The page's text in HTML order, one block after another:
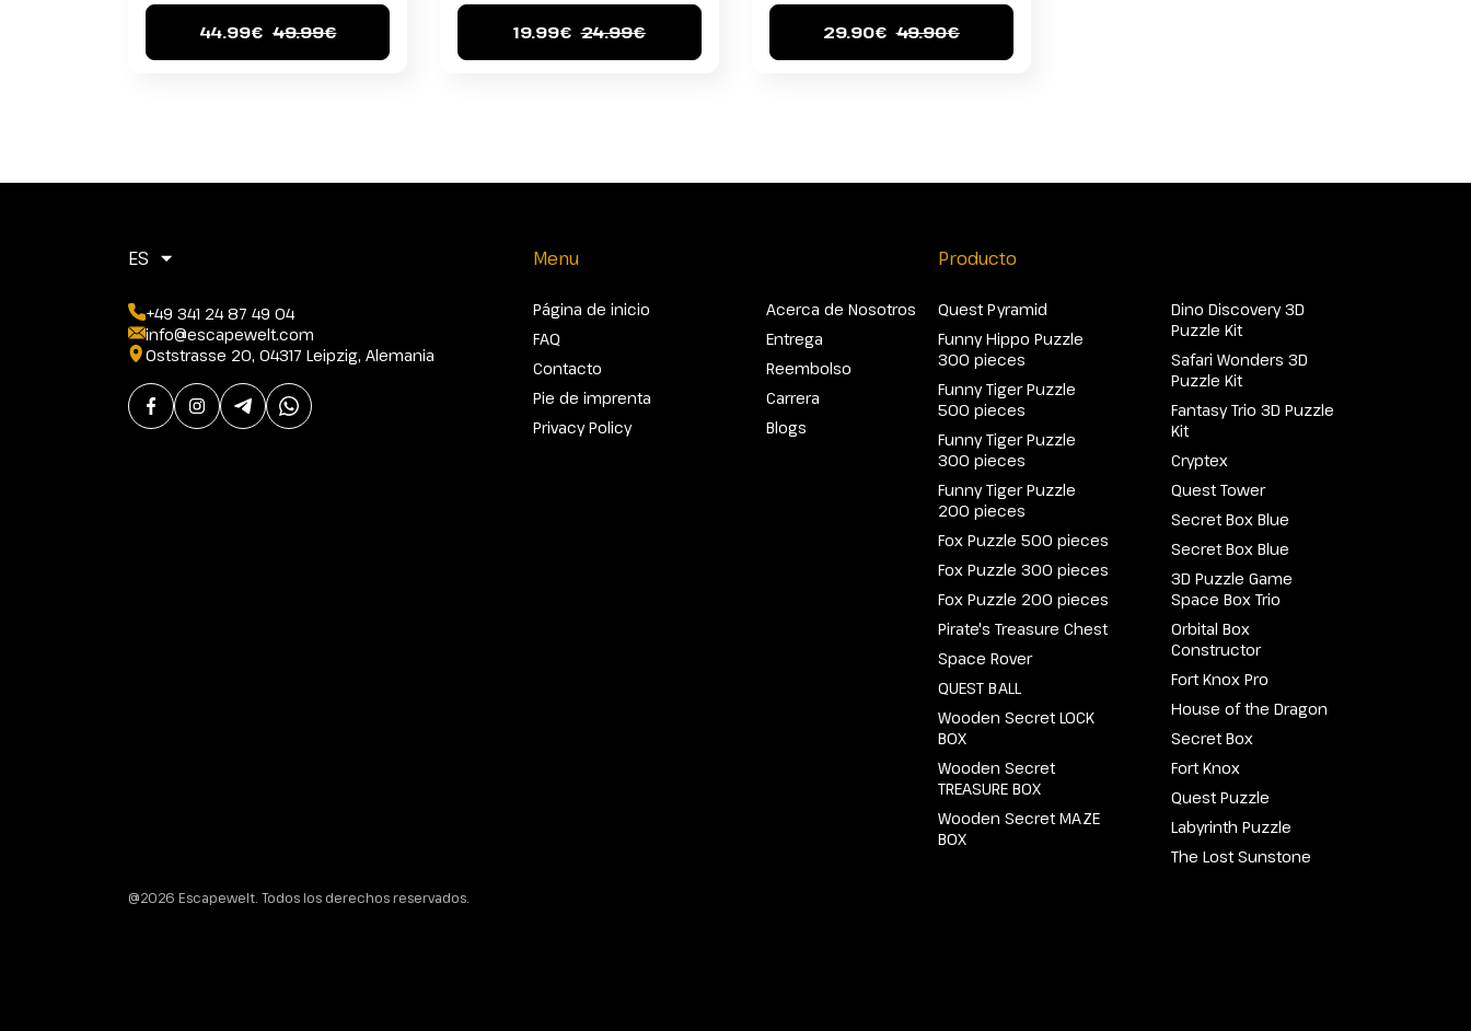
44.99€ 49.99€ 19.99€ 24.99€ 29.90€ 49.90€
ES
+49 341 24 87 49 04
info@escapewelt.com
Oststrasse 20, 04317 Leipzig, Alemania
Menu
Página de inicio
FAQ
Contacto
Pie de imprenta
Privacy Policy
Acerca de Nosotros
Entrega
Reembolso
Carrera
Blogs
Producto
Quest Pyramid
Funny Hippo Puzzle
300 pieces
Funny Tiger Puzzle
500 pieces
Funny Tiger Puzzle
300 pieces
Funny Tiger Puzzle
200 pieces
Fox Puzzle 500 pieces
Fox Puzzle 300 pieces
Fox Puzzle 200 pieces
Pirate's Treasure Chest
Space Rover
QUEST BALL
Wooden Secret LOCK
BOX
Wooden Secret
TREASURE BOX
Wooden Secret MAZE
BOX
Dino Discovery 3D
Puzzle Kit
Safari Wonders 3D
Puzzle Kit
Fantasy Trio 3D Puzzle
Kit
Cryptex
Quest Tower
Secret Box Blue
Secret Box Blue
3D Puzzle Game
Space Box Trio
Orbital Box
Constructor
Fort Knox Pro
House of the Dragon
Secret Box
Fort Knox
Quest Puzzle
Labyrinth Puzzle
The Lost Sunstone
@2026 Escapewelt. Todos los derechos reservados.